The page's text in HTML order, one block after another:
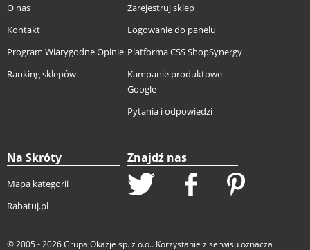
O nas
Kontakt
Program Wiarygodne Opinie
Ranking sklepów
Zarejestruj sklep
Logowanie do panelu
Platforma CSS ShopSynergy
Kampanie produktowe
Google
Pytania i odpowiedzi
Na Skróty
Mapa kategorii
Rabatuj.pl
Znajdź nas
© 2005 - 2026Grupa Okazje sp. z o.o.. Korzystanie z serwisu oznacza